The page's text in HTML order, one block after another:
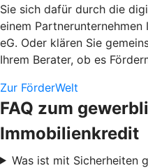
Sie sich dafür durch die
einem
eG. Oder klären Sie
Ihrem Berater, ob es
Zur FörderWelt
FAQ zum
Immobilienkredit
Was ist mit Sicherheiten